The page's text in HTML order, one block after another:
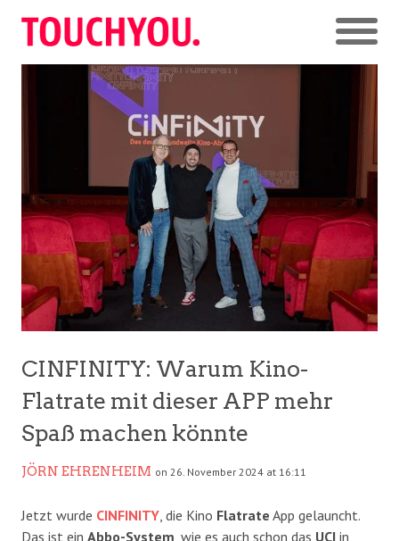
CINFINITY: Warum Kino-
Flatrate mit dieser APP mehr
Spaß machen könnte
JÖRN EHRENHEIM on 26. November 2024 at 16:11
Jetzt wurde CINFINITY, die Kino Flatrate App gelauncht.
Das ist ein Abbo-System, wie es auch schon das UCI in